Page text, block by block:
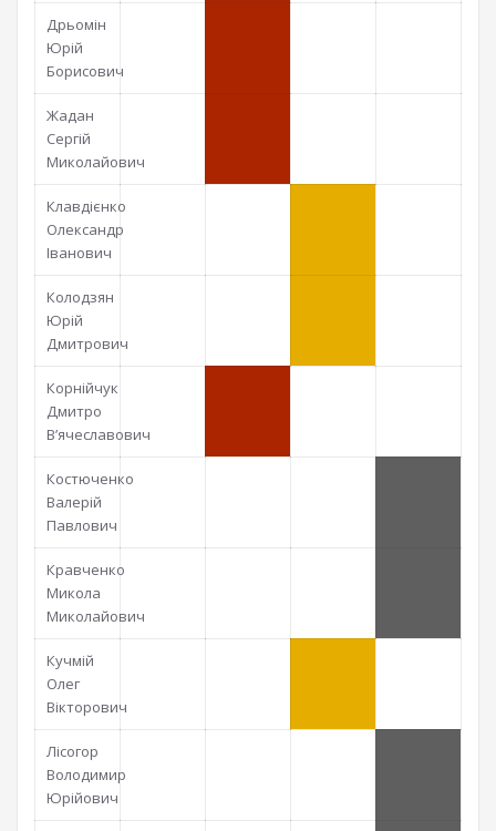
Дрьомін
Юрій
Борисович
Жадан
Сергій
Миколайович
Клавдієнко
Олександр
Іванович
Колодзян
Юрій
Дмитрович
Корнійчук
Дмитро
В’ячеславович
Костюченко
Валерій
Павлович
Кравченко
Микола
Миколайович
Кучмій
Олег
Вікторович
Лісогор
Володимир
Юрійович